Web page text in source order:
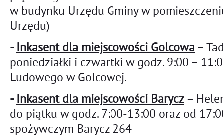
w budynku Urzędu Gminy w
Urzędu)
- Inkasent dla miejscowości Golcowa –
poniedziałki i czwartki w godz. 9:00 –
Ludowego w Golcowej.
- Inkasent dla miejscowości Barycz –
do piątku w godz. 7:00-13:00 oraz od
spożywczym Barycz 264